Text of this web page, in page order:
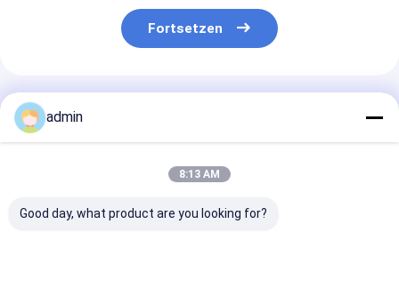
Fortsetzen
Empfohlene Produkte
admin
8:13 AM
Good day, what product are you looking for?